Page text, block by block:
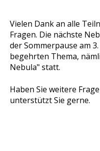
Vielen Dank an alle
Fragen. Die nächste
der Sommerpause am
begehrten Thema,
Nebula" statt.
Haben Sie weitere
unterstützt Sie gerne.